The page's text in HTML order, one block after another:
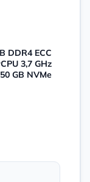
DDR4 ECC
3,7 GHz
50 GB NVMe